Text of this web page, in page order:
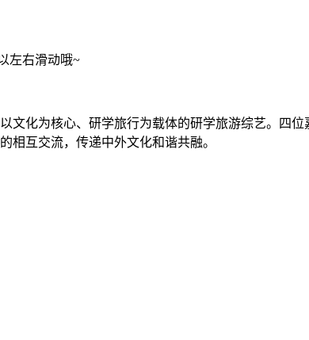
左右滑动哦~
文化为核心、研学旅行为载体的研学旅游综艺。四
相互交流，传递中外文化和谐共融。